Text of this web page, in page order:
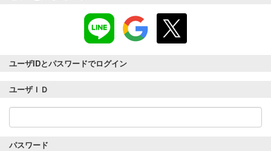
ユーザIDとパスワードでログイン
ユーザＩＤ
パスワード